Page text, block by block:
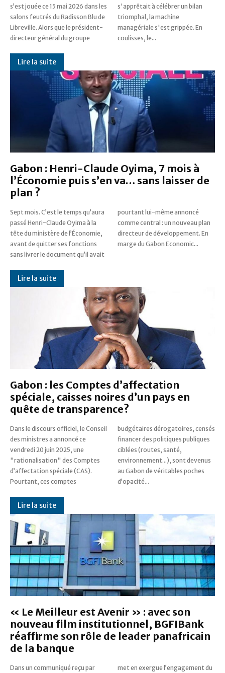
s’est jouée ce 15 mai 2026 dans les
salons feutrés du Radisson Blu de
Libreville. Alors que le président-
directeur général du groupe
s'apprêtait à célébrer un bilan
triomphal, la machine
managériale s'est grippée. En
coulisses, le...
Lire la suite
Gabon : Henri-Claude Oyima, 7 mois à
l’Économie puis s’en va… sans laisser de
plan ?
Sept mois. C’est le temps qu’aura
passé Henri-Claude Oyima à la
tête du ministère de l’Économie,
avant de quitter ses fonctions
sans livrer le document qu’il avait
pourtant lui-même annoncé
comme central : un nouveau plan
directeur de développement. En
marge du Gabon Economic...
Lire la suite
Gabon : les Comptes d’affectation
spéciale, caisses noires d’un pays en
quête de transparence?
Dans le discours officiel, le Conseil
des ministres a annoncé ce
vendredi 20 juin 2025, une
"rationalisation" des Comptes
d’affectation spéciale (CAS).
Pourtant, ces comptes
budgétaires dérogatoires, censés
financer des politiques publiques
ciblées (routes, santé,
environnement...), sont devenus
au Gabon de véritables poches
d’opacité...
Lire la suite
« Le Meilleur est Avenir » : avec son
nouveau film institutionnel, BGFIBank
réaffirme son rôle de leader panafricain
de la banque
Dans un communiqué reçu par
met en exergue l’engagement du